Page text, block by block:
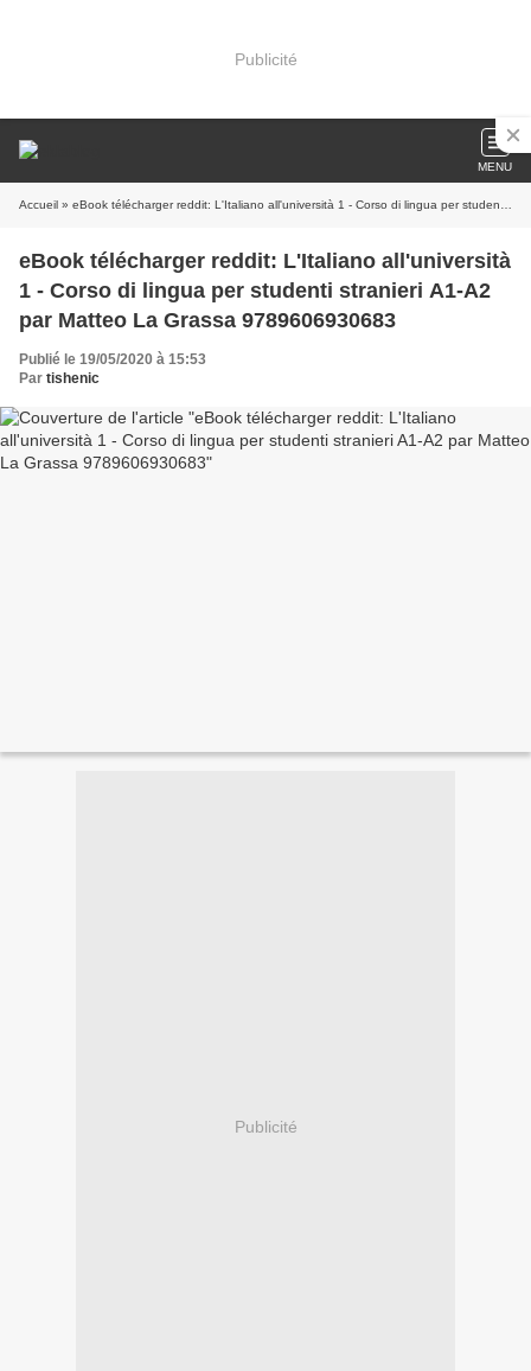
Publicité
MENU
Accueil » eBook télécharger reddit: L'Italiano all'università 1 - Corso di lingua per studenti stranieri A1-A2 par Matteo La Grassa 9789606930683
eBook télécharger reddit: L'Italiano all'università
1 - Corso di lingua per studenti stranieri A1-A2
par Matteo La Grassa 9789606930683
Publié le 19/05/2020 à 15:53
Par tishenic
Publicité